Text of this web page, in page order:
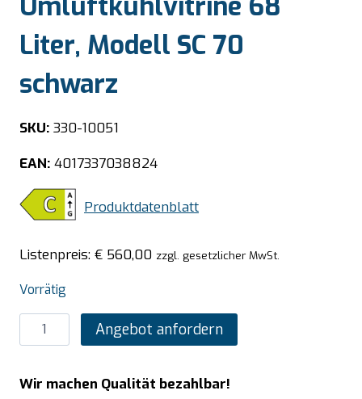
Umluftkühlvitrine 68
Liter, Modell SC 70
schwarz
SKU: 330-10051
EAN: 4017337038824
Produktdatenblatt
Listenpreis: € 560,00 zzgl. gesetzlicher MwSt.
Vorrätig
SARO
Mini-
68
Angebot anfordern
Wir machen Qualität bezahlbar!